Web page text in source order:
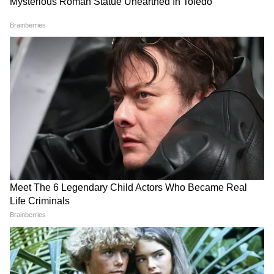
LATEST VIDEOS
Annapurna Bhandar Payment |
প্রতিমাসে কত তারিখে ঢুকবে অন্নপূর্ণার ৩
হাজার টাকা?
কীভাবে অন্নপূর্ণা ভাণ্ডার নিয়ে কারা ছড়াচ্ছে
বিভ্রান্তি? | Suvendu Adhikari on
Annapurna Yojana